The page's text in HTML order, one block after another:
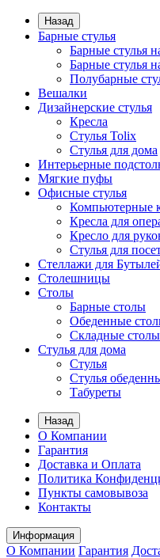
Назад
Барные стулья
Барные стулья
Барные стулья
Полубарные
Вешалки
Дизайнерские стулья
Кресла
Стулья Tolix
Стулья для дома
Интерьерные
Мягкие пуфы
Офисные стулья
Компьютерные
Кресла для
Кресло для
Стулья для
Стеллажи для
Столешницы
Столы
Барные столы
Обеденные
Складные столы
Стулья для дома
Стулья
Стулья
Табуреты
Назад
О Компании
Гарантия
Доставка и Оплата
Политика
Пункты самовывоза
Контакты
Информация
О Компании Гарантия